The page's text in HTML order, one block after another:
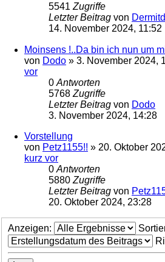
5541 Zugriffe
Letzter Beitrag von
14. November 2024, 11:52
Moinsens !..Da bin ich nun um
von Dodo » 3. November 2024,
vor
0 Antworten
5768 Zugriffe
Letzter Beitrag von Dodo
3. November 2024, 14:28
Vorstellung
von Petz1155!! » 20. Oktober
kurz vor
0 Antworten
5880 Zugriffe
Letzter Beitrag von
20. Oktober 2024, 23:28
Anzeigen: